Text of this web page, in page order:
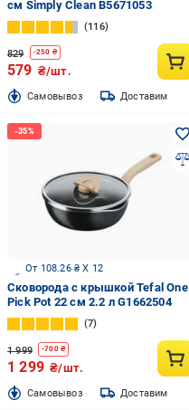
см Simply Clean B5671053
116
829 -250 ₴
579 ₴/шт.
Cамовывоз Доставим
От 108.26 ₴ X 12
Сковорода с крышкой Tefal One
Pick Pot 22 см 2.2 л G1662504
7
1 999 -700₴
1 299 ₴/шт.
Cамовывоз Доставим